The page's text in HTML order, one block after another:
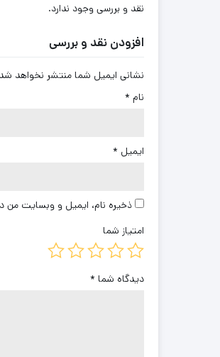
نقد و بررسی وجود ندارد.
افزودن نقد و بررسی
نشانی ایمیل شما منتشر نخواهد
نام *
ایمیل *
ذخیره نام، ایمیل و وبسایت من
امتیاز شما
دیدگاه شما *